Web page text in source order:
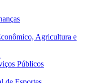
Agricultura e
Públicos